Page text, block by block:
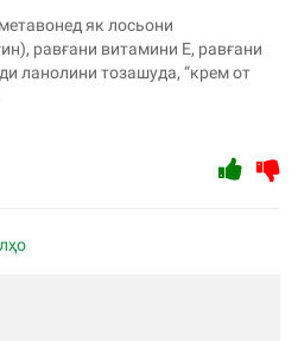
як лосьони
равғани витамини Е, равғани
ланолини тозашуда, “крем от